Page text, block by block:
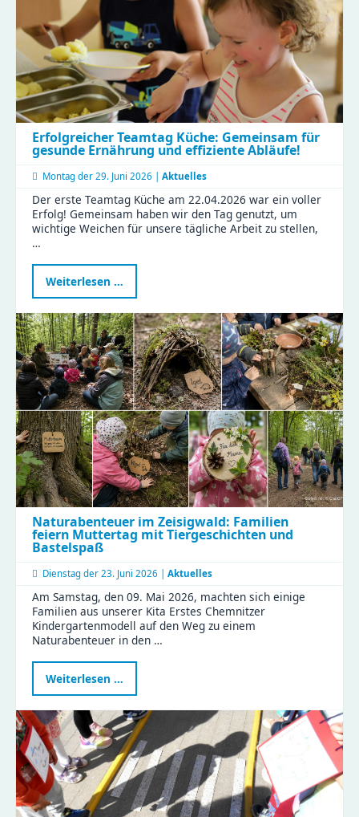
Erfolgreicher Teamtag Küche: Gemeinsam für
gesunde Ernährung und effiziente Abläufe!
Montag der 29. Juni 2026 | Aktuelles
Der erste Teamtag Küche am 22.04.2026 war ein voller
Erfolg! Gemeinsam haben wir den Tag genutzt, um
wichtige Weichen für unsere tägliche Arbeit zu stellen,
…
Weiterlesen …
Teamtag
Küche:
Gemeinsam
für
gesunde
Ernährung
und
effiziente
Abläufe!
Naturabenteuer im Zeisigwald: Familien
feiern Muttertag mit Tiergeschichten und
Bastelspaß
Dienstag der 23. Juni 2026 | Aktuelles
Am Samstag, den 09. Mai 2026, machten sich einige
Familien aus unserer Kita Erstes Chemnitzer
Kindergartenmodell auf den Weg zu einem
Naturabenteuer in den …
Weiterlesen …
im
Zeisigwald:
Familien
feiern
Muttertag
mit
Tiergeschichten
und
Bastelspaß